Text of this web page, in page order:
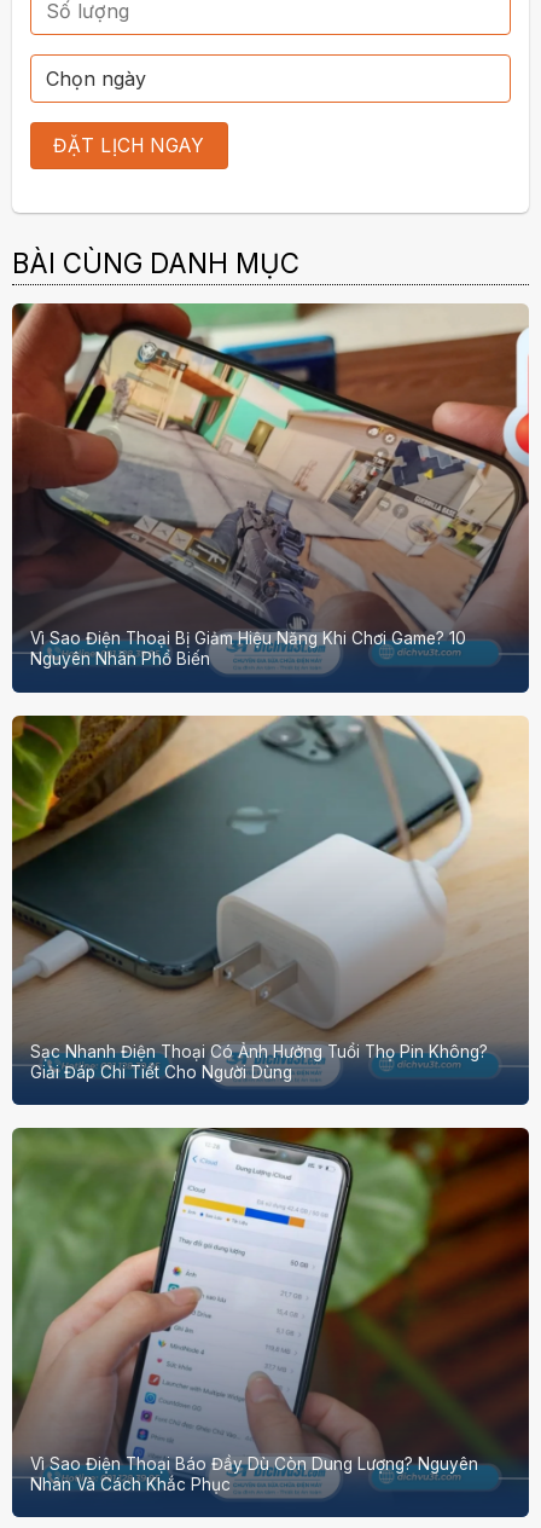
BÀI CÙNG DANH MỤC
Vì Sao Điện Thoại Bị Giảm Hiệu Năng Khi Chơi Game? 10
Nguyên Nhân Phổ Biến
Sạc Nhanh Điện Thoại Có Ảnh Hưởng Tuổi Thọ Pin Không?
Giải Đáp Chi Tiết Cho Người Dùng
Vì Sao Điện Thoại Báo Đầy Dù Còn Dung Lượng? Nguyên
Nhân Và Cách Khắc Phục